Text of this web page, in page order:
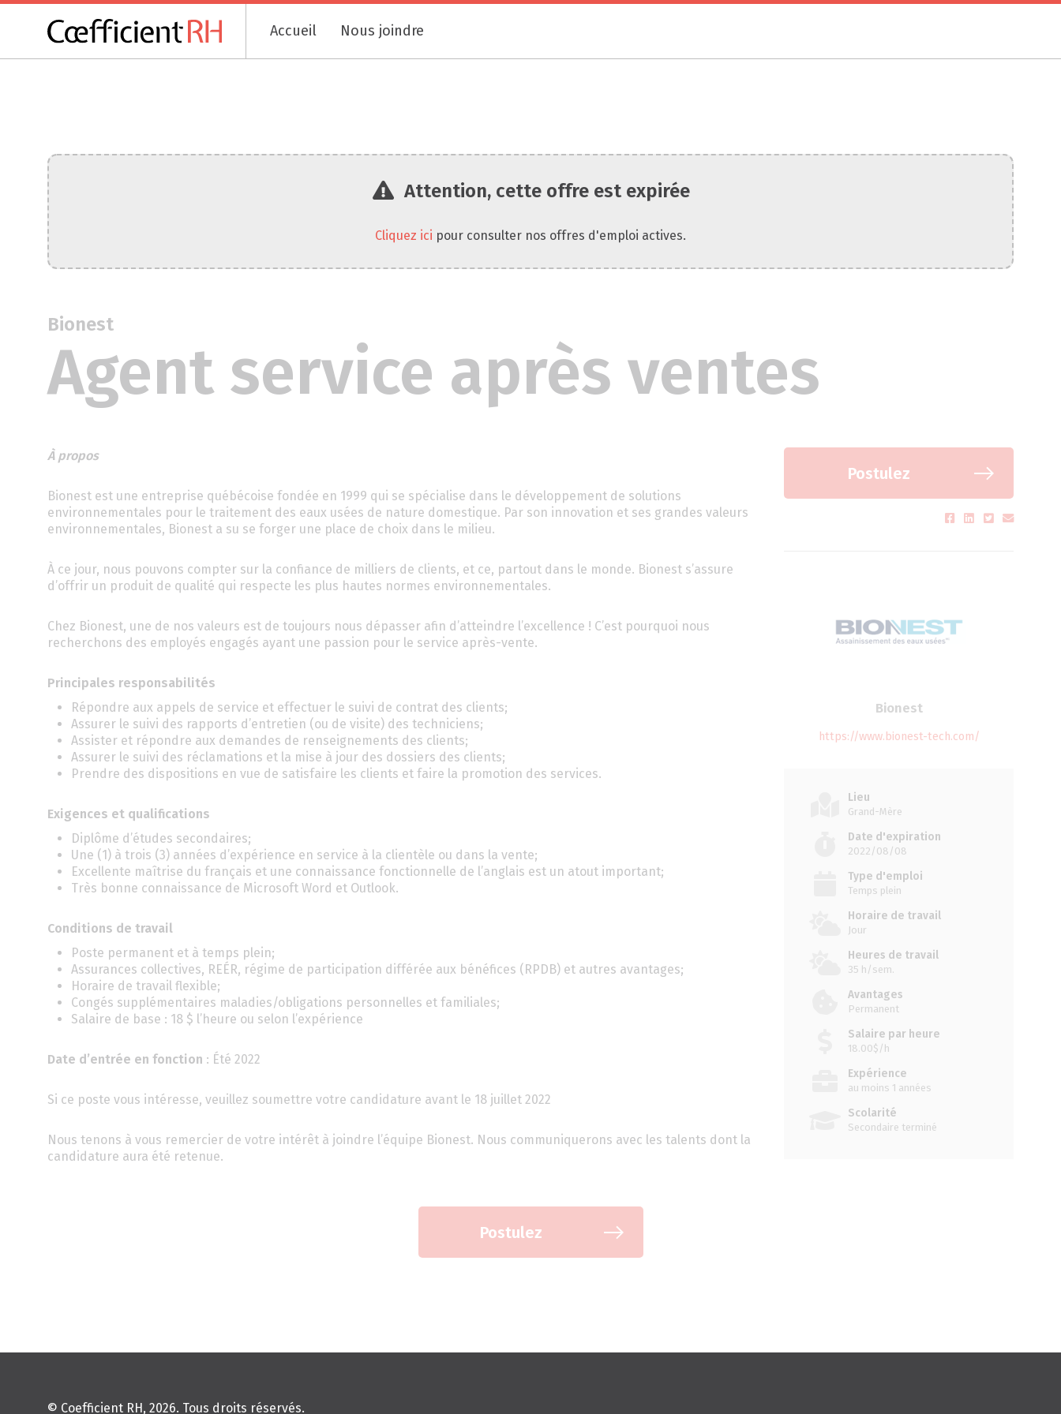
Accueil Nous joindre
Attention, cette offre est expirée
Cliquez ici pour consulter nos offres d'emploi actives.
Bionest
Agent service après ventes
À propos
Bionest est une entreprise québécoise fondée en 1999 qui se spécialise dans le développement de solutions
environnementales pour le traitement des eaux usées de nature domestique. Par son innovation et ses grandes valeurs
environnementales, Bionest a su se forger une place de choix dans le milieu.
À ce jour, nous pouvons compter sur la confiance de milliers de clients, et ce, partout dans le monde. Bionest s’assure
d’offrir un produit de qualité qui respecte les plus hautes normes environnementales.
Chez Bionest, une de nos valeurs est de toujours nous dépasser afin d’atteindre l’excellence ! C’est pourquoi nous
recherchons des employés engagés ayant une passion pour le service après-vente.
Principales responsabilités
Répondre aux appels de service et effectuer le suivi de contrat des clients;
Assurer le suivi des rapports d’entretien (ou de visite) des techniciens;
Assister et répondre aux demandes de renseignements des clients;
Assurer le suivi des réclamations et la mise à jour des dossiers des clients;
Prendre des dispositions en vue de satisfaire les clients et faire la promotion des services.
Exigences et qualifications
Diplôme d’études secondaires;
Une (1) à trois (3) années d’expérience en service à la clientèle ou dans la vente;
Excellente maîtrise du français et une connaissance fonctionnelle de l’anglais est un atout important;
Très bonne connaissance de Microsoft Word et Outlook.
Conditions de travail
Poste permanent et à temps plein;
Assurances collectives, REÉR, régime de participation différée aux bénéfices (RPDB) et autres avantages;
Horaire de travail flexible;
Congés supplémentaires maladies/obligations personnelles et familiales;
Salaire de base : 18 $ l’heure ou selon l’expérience
Date d’entrée en fonction : Été 2022
Si ce poste vous intéresse, veuillez soumettre votre candidature avant le 18 juillet 2022
Nous tenons à vous remercier de votre intérêt à joindre l’équipe Bionest. Nous communiquerons avec les talents dont la
candidature aura été retenue.
Postulez
Bionest
https://www.bionest-tech.com/
Lieu
Grand-Mère
Date d'expiration
2022/08/08
Type d'emploi
Temps plein
Horaire de travail
Jour
Heures de travail
35 h/sem.
Avantages
Permanent
Salaire par heure
18.00$/h
Expérience
au moins 1 années
Scolarité
Secondaire terminé
Postulez
© Coefficient RH, 2026. Tous droits réservés.